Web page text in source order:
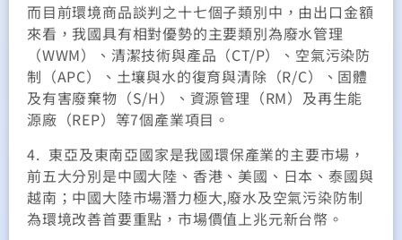
而目前環境商品談判之十七個子類別中，由出口金額
來看，我國具有相對優勢的主要類別為廢水管理
（WWM）、清潔技術與產品（CT/P）、空氣污染防
制（APC）、土壤與水的復育與清除（R/C）、固體
及有害廢棄物（S/H）、資源管理（RM）及再生能
源廠（REP）等7個產業項目。
4. 東亞及東南亞國家是我國環保產業的主要市場，
前五大分別是中國大陸、香港、美國、日本、泰國與
越南；中國大陸市場潛力極大,廢水及空氣污染防制
為環境改善首要重點，市場價值上兆元新台幣。